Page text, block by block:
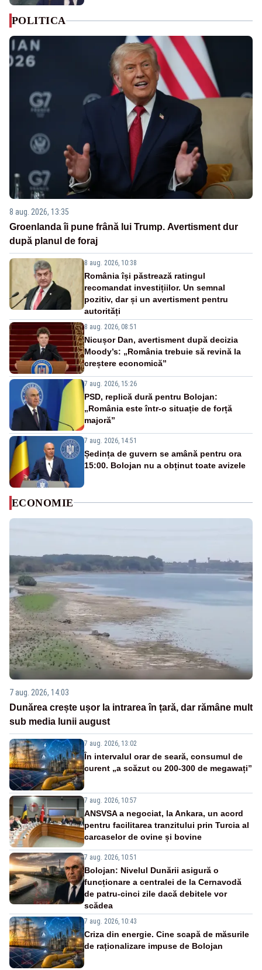
POLITICA
8 aug. 2026, 13:35
Groenlanda îi pune frână lui Trump. Avertisment dur
după planul de foraj
8 aug. 2026, 10:38
România își păstrează ratingul
recomandat investițiilor. Un semnal
pozitiv, dar și un avertisment pentru
autorități
8 aug. 2026, 08:51
Nicușor Dan, avertisment după decizia
Moody’s: „România trebuie să revină la
creștere economică”
7 aug. 2026, 15:26
PSD, replică dură pentru Bolojan:
„România este într-o situație de forță
majoră”
7 aug. 2026, 14:51
Ședința de guvern se amână pentru ora
15:00. Bolojan nu a obținut toate avizele
ECONOMIE
7 aug. 2026, 14:03
Dunărea crește ușor la intrarea în țară, dar rămâne mult
sub media lunii august
7 aug. 2026, 13:02
În intervalul orar de seară, consumul de
curent „a scăzut cu 200-300 de megawați”
7 aug. 2026, 10:57
ANSVSA a negociat, la Ankara, un acord
pentru facilitarea tranzitului prin Turcia al
carcaselor de ovine și bovine
7 aug. 2026, 10:51
Bolojan: Nivelul Dunării asigură o
funcționare a centralei de la Cernavodă
de patru-cinci zile dacă debitele vor
scădea
7 aug. 2026, 10:43
Criza din energie. Cine scapă de măsurile
de raționalizare impuse de Bolojan